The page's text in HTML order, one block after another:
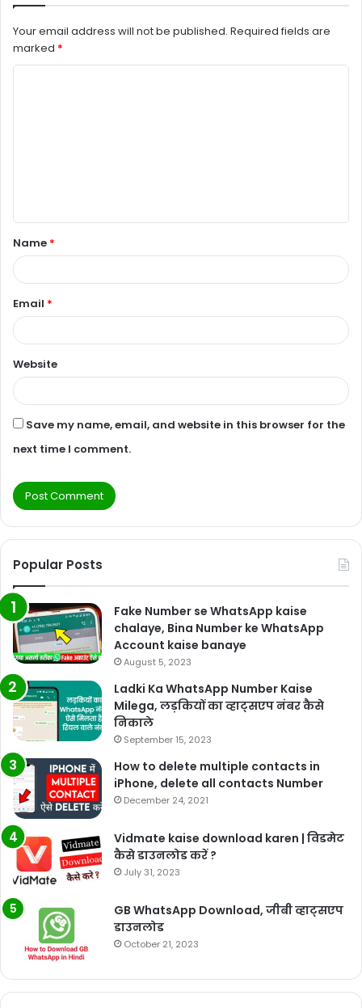
Your email address will not be published. Required fields are
marked *
t
*
Name *
Email *
Website
Save my name, email, and website in this browser for the
next time I comment.
Popular Posts
Fake Number se WhatsApp kaise
chalaye, Bina Number ke WhatsApp
Account kaise banaye
August 5, 2023
Ladki Ka WhatsApp Number Kaise
Milega, लड़कियों का व्हाट्सएप नंबर कैसे
निकाले
September 15, 2023
How to delete multiple contacts in
iPhone, delete all contacts Number
December 24, 2021
Vidmate kaise download karen | विडमेट
कैसे डाउनलोड करें ?
July 31, 2023
GB WhatsApp Download, जीबी व्हाट्सएप
डाउनलोड
October 21, 2023